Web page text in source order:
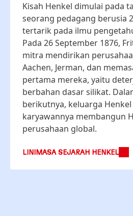
Kisah Henkel dimulai pada
seorang pedagang berusia
tertarik pada ilmu
Pada 26 September 1876,
mitra mendirikan
Aachen, Jerman, dan
pertama mereka, yaitu
berbahan dasar silikat.
berikutnya, keluarga
karyawannya membangun
perusahaan global.
LINIMASA SEJARAH HENKEL